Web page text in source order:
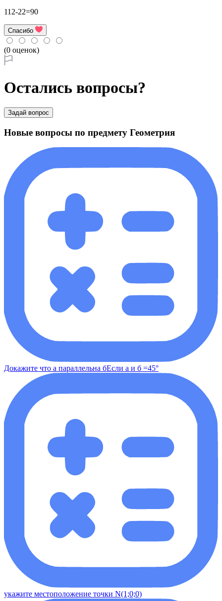
112-22=90
Спасибо
(0 оценок)
Остались вопросы?
Задай вопрос
Новые вопросы по предмету Геометрия
Докажите что а параллельна бЕсли а и б =45°
укажите местоположение точки N(1;0;0)